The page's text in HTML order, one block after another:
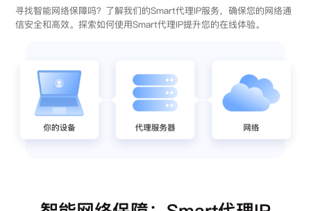
寻找智能网络保障吗？了解我们的Smart代理IP服务，确保您的网络通
信安全和高效。探索如何使用Smart代理IP提升您的在线体验。